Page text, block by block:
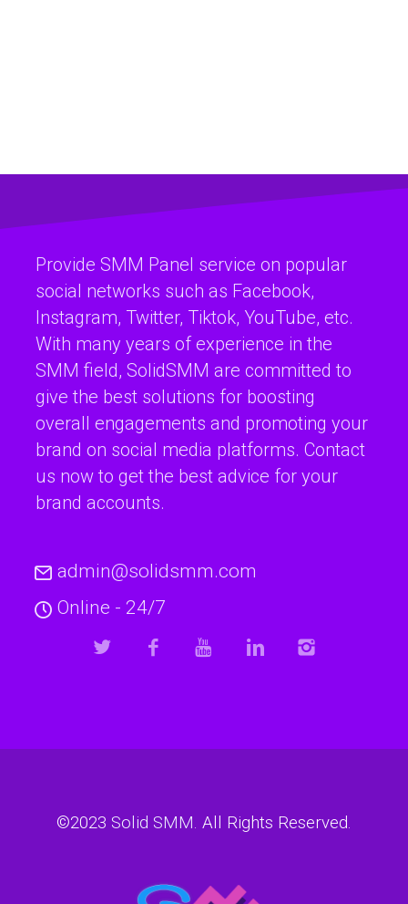
Provide SMM Panel service on popular
social networks such as Facebook,
Instagram, Twitter, Tiktok, YouTube, etc.
With many years of experience in the
SMM field, SolidSMM are committed to
give the best solutions for boosting
overall engagements and promoting your
brand on social media platforms. Contact
us now to get the best advice for your
brand accounts.
admin@solidsmm.com
Online - 24/7
©2023 Solid SMM. All Rights Reserved.